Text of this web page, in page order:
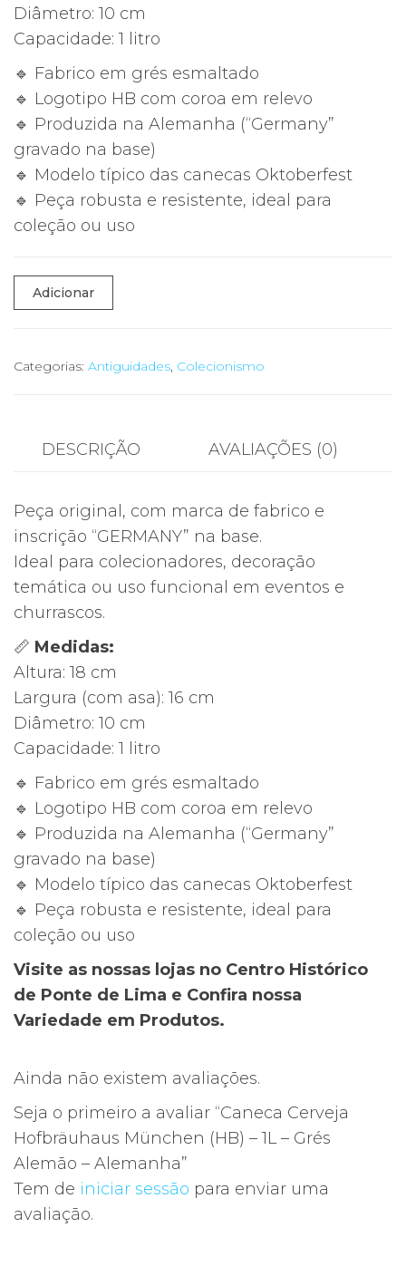
Diâmetro: 10 cm
Capacidade: 1 litro
🔹 Fabrico em grés esmaltado
🔹 Logotipo HB com coroa em relevo
🔹 Produzida na Alemanha (“Germany”
gravado na base)
🔹 Modelo típico das canecas Oktoberfest
🔹 Peça robusta e resistente, ideal para
coleção ou uso
Quantidade
de
Cerveja
(HB)
–
Grés
Alemão
–
Alemanha
Adicionar
Categorias: Antiguidades, Colecionismo
DESCRIÇÃO AVALIAÇÕES (0)
Peça original, com marca de fabrico e
inscrição “GERMANY” na base.
Ideal para colecionadores, decoração
temática ou uso funcional em eventos e
churrascos.
📏 Medidas:
Altura: 18 cm
Largura (com asa): 16 cm
Diâmetro: 10 cm
Capacidade: 1 litro
🔹 Fabrico em grés esmaltado
🔹 Logotipo HB com coroa em relevo
🔹 Produzida na Alemanha (“Germany”
gravado na base)
🔹 Modelo típico das canecas Oktoberfest
🔹 Peça robusta e resistente, ideal para
coleção ou uso
Visite as nossas lojas no Centro Histórico
de Ponte de Lima e Confira nossa
Variedade em Produtos.
Ainda não existem avaliações.
Seja o primeiro a avaliar “Caneca Cerveja
Hofbräuhaus München (HB) – 1L – Grés
Alemão – Alemanha”
Tem de iniciar sessão para enviar uma
avaliação.